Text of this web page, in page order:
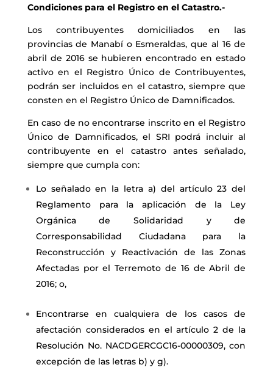
Condiciones para el Registro en el Catastro.-
Los contribuyentes domiciliados en las
provincias de Manabí o Esmeraldas, que al 16 de
abril de 2016 se hubieren encontrado en estado
activo en el Registro Único de Contribuyentes,
podrán ser incluidos en el catastro, siempre que
consten en el Registro Único de Damnificados.
En caso de no encontrarse inscrito en el Registro
Único de Damnificados, el SRI podrá incluir al
contribuyente en el catastro antes señalado,
siempre que cumpla con:
Lo señalado en la letra a) del artículo 23 del
Reglamento para la aplicación de la Ley
Orgánica de Solidaridad y de
Corresponsabilidad Ciudadana para la
Reconstrucción y Reactivación de las Zonas
Afectadas por el Terremoto de 16 de Abril de
2016; o,
Encontrarse en cualquiera de los casos de
afectación considerados en el artículo 2 de la
Resolución No. NACDGERCGC16-00000309, con
excepción de las letras b) y g).